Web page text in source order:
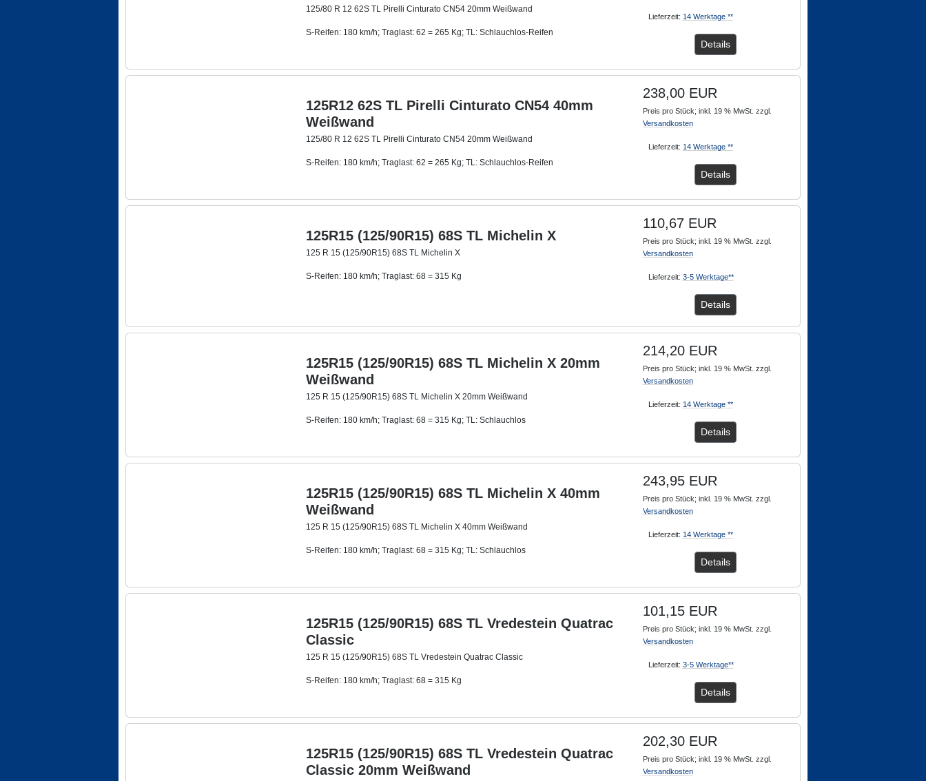
125/80 R 12 62S TL Pirelli Cinturato CN54 20mm Weißwand
S-Reifen: 180 km/h; Traglast: 62 = 265 Kg; TL: Schlauchlos-Reifen
Lieferzeit: 14 Werktage **
Details
125R12 62S TL Pirelli Cinturato CN54 40mm
Weißwand
125/80 R 12 62S TL Pirelli Cinturato CN54 20mm Weißwand
S-Reifen: 180 km/h; Traglast: 62 = 265 Kg; TL: Schlauchlos-Reifen
238,00 EUR
Preis pro Stück; inkl. 19 % MwSt. zzgl.
Versandkosten
Lieferzeit: 14 Werktage **
Details
125R15 (125/90R15) 68S TL Michelin X
125 R 15 (125/90R15) 68S TL Michelin X
S-Reifen: 180 km/h; Traglast: 68 = 315 Kg
110,67 EUR
Preis pro Stück; inkl. 19 % MwSt. zzgl.
Versandkosten
Lieferzeit: 3-5 Werktage**
Details
125R15 (125/90R15) 68S TL Michelin X 20mm
Weißwand
125 R 15 (125/90R15) 68S TL Michelin X 20mm Weißwand
S-Reifen: 180 km/h; Traglast: 68 = 315 Kg; TL: Schlauchlos
214,20 EUR
Preis pro Stück; inkl. 19 % MwSt. zzgl.
Versandkosten
Lieferzeit: 14 Werktage **
Details
125R15 (125/90R15) 68S TL Michelin X 40mm
Weißwand
125 R 15 (125/90R15) 68S TL Michelin X 40mm Weißwand
S-Reifen: 180 km/h; Traglast: 68 = 315 Kg; TL: Schlauchlos
243,95 EUR
Preis pro Stück; inkl. 19 % MwSt. zzgl.
Versandkosten
Lieferzeit: 14 Werktage **
Details
125R15 (125/90R15) 68S TL Vredestein Quatrac
Classic
125 R 15 (125/90R15) 68S TL Vredestein Quatrac Classic
S-Reifen: 180 km/h; Traglast: 68 = 315 Kg
101,15 EUR
Preis pro Stück; inkl. 19 % MwSt. zzgl.
Versandkosten
Lieferzeit: 3-5 Werktage**
Details
125R15 (125/90R15) 68S TL Vredestein Quatrac
Classic 20mm Weißwand
202,30 EUR
Preis pro Stück; inkl. 19 % MwSt. zzgl.
Versandkosten